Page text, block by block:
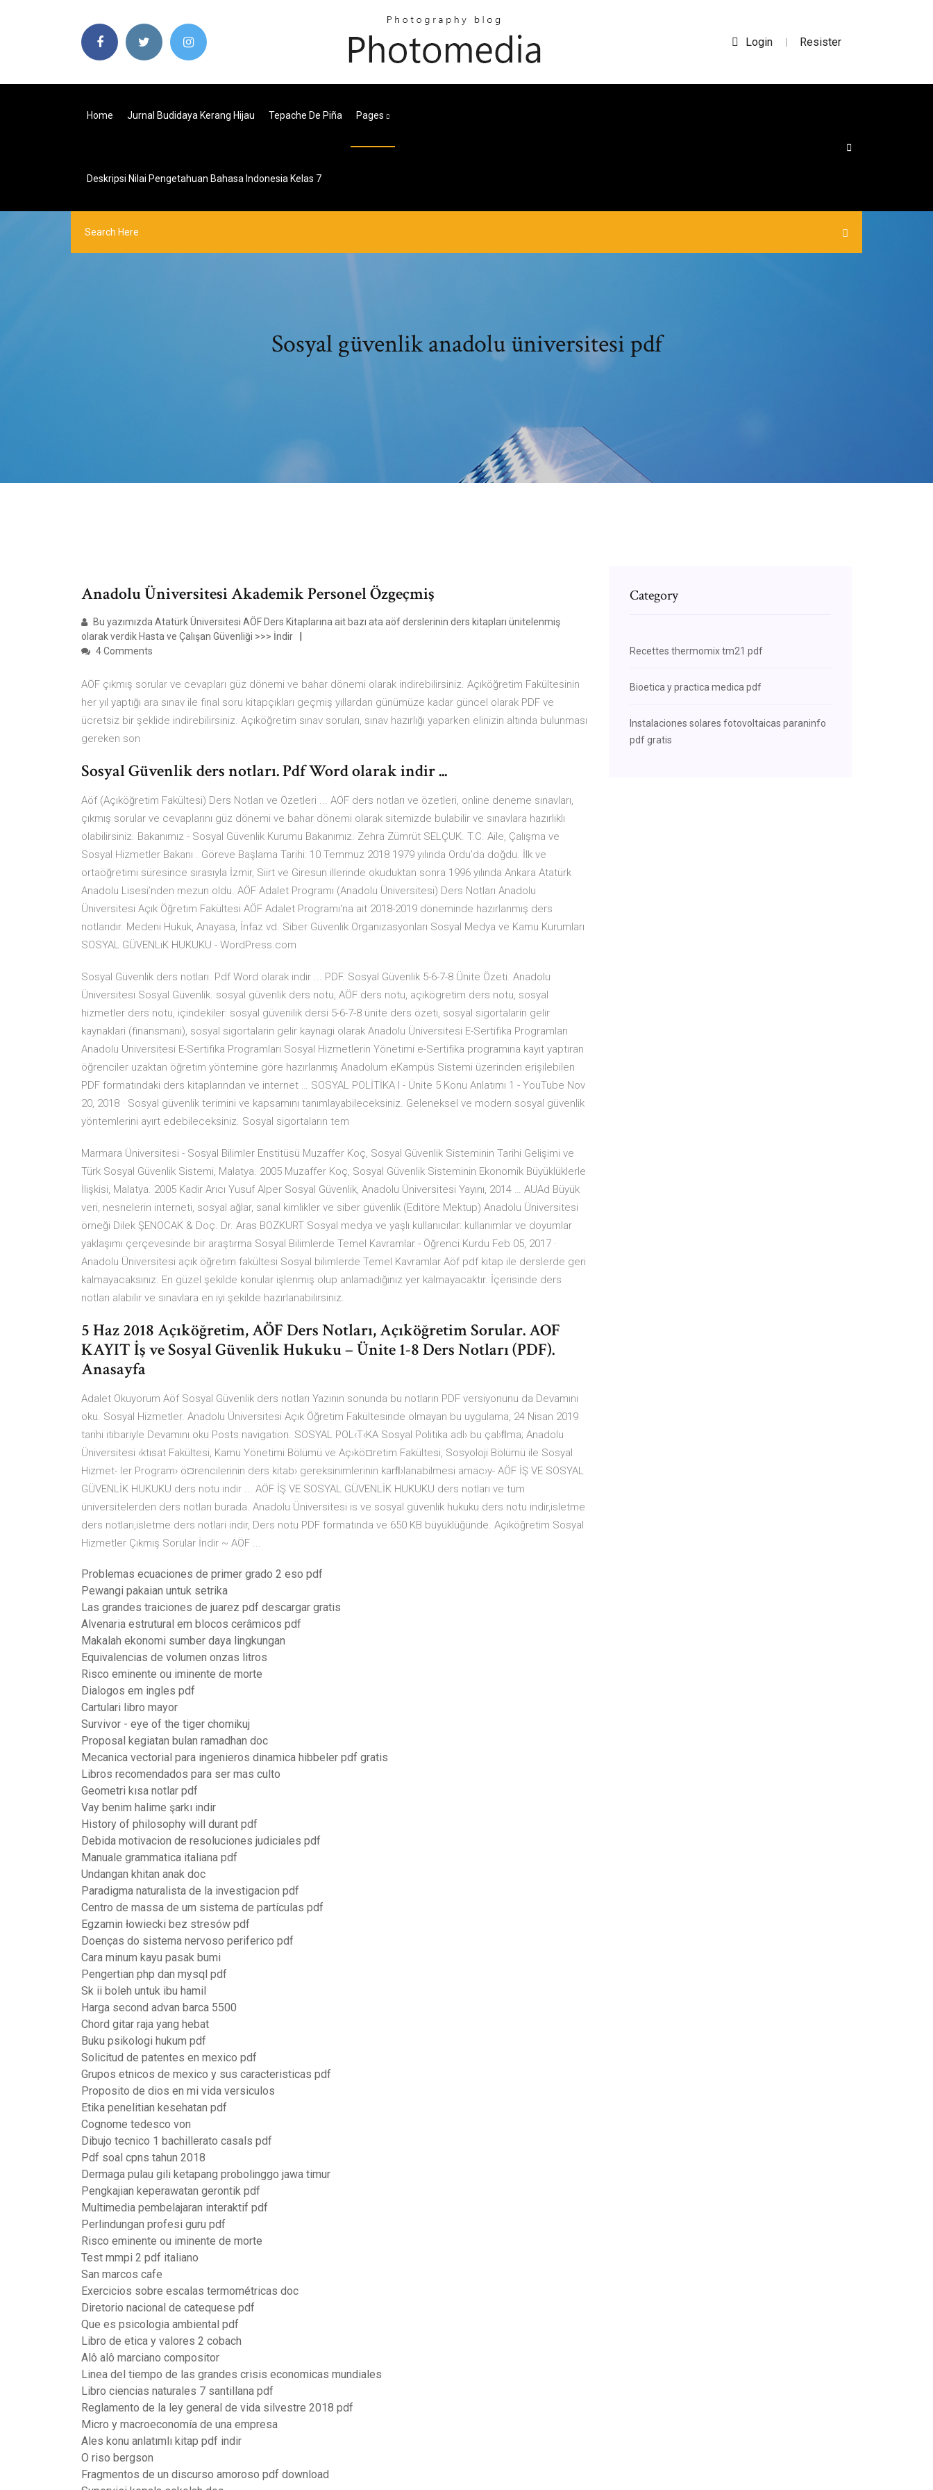
Login | Resister
Home Jurnal Budidaya Kerang Hijau Tepache De Piña Pages
Deskripsi Nilai Pengetahuan Bahasa Indonesia Kelas 7
Sosyal güvenlik anadolu üniversitesi pdf
Anadolu Üniversitesi Akademik Personel Özgeçmiş
Bu yazımızda Atatürk Üniversitesi AÖF Ders Kitaplarına ait bazı ata aöf derslerinin ders kitapları ünitelenmiş
olarak verdik Hasta ve Çalışan Güvenliği >>> İndir
4 Comments
AÖF çıkmış sorular ve cevapları güz dönemi ve bahar dönemi olarak indirebilirsiniz. Açıköğretim Fakültesinin
her yıl yaptığı ara sınav ile final soru kitapçıkları geçmiş yıllardan günümüze kadar güncel olarak PDF ve
ücretsiz bir şeklide indirebilirsiniz. Açıköğretim sınav soruları, sınav hazırlığı yaparken elinizin altında bulunması
gereken son
Sosyal Güvenlik ders notları. Pdf Word olarak indir ...
Aöf (Açıköğretim Fakültesi) Ders Notları ve Özetleri ... AÖF ders notları ve özetleri, online deneme sınavları,
çıkmış sorular ve cevaplarını güz dönemi ve bahar dönemi olarak sitemizde bulabilir ve sınavlara hazırlıklı
olabilirsiniz. Bakanımız - Sosyal Güvenlik Kurumu Bakanımız. Zehra Zümrüt SELÇUK. T.C. Aile, Çalışma ve
Sosyal Hizmetler Bakanı . Göreve Başlama Tarihi: 10 Temmuz 2018 1979 yılında Ordu’da doğdu. İlk ve
ortaöğretimi süresince sırasıyla İzmir, Siirt ve Giresun illerinde okuduktan sonra 1996 yılında Ankara Atatürk
Anadolu Lisesi’nden mezun oldu. AÖF Adalet Programı (Anadolu Üniversitesi) Ders Notları Anadolu
Üniversitesi Açık Öğretim Fakültesi AÖF Adalet Programı'na ait 2018-2019 döneminde hazırlanmış ders
notlarıdır. Medeni Hukuk, Anayasa, İnfaz vd. Siber Güvenlik Organizasyonları Sosyal Medya ve Kamu Kurumları
SOSYAL GÜVENLiK HUKUKU - WordPress.com
Sosyal Güvenlik ders notları. Pdf Word olarak indir ... PDF. Sosyal Güvenlik 5-6-7-8 Ünite Özeti. Anadolu
Üniversitesi Sosyal Güvenlik. sosyal güvenlik ders notu, AÖF ders notu, açikögretim ders notu, sosyal
hizmetler ders notu, içindekiler: sosyal güvenilik dersi 5-6-7-8 ünite ders özeti, sosyal sigortalarin gelir
kaynaklari (finansmani), sosyal sigortalarin gelir kaynagi olarak Anadolu Üniversitesi E-Sertifika Programları
Anadolu Üniversitesi E-Sertifika Programları Sosyal Hizmetlerin Yönetimi e-Sertifika programına kayıt yaptıran
öğrenciler uzaktan öğretim yöntemine göre hazırlanmış Anadolum eKampüs Sistemi üzerinden erişilebilen
PDF formatındaki ders kitaplarından ve internet … SOSYAL POLİTİKA I - Ünite 5 Konu Anlatımı 1 - YouTube Nov
20, 2018 · Sosyal güvenlik terimini ve kapsamını tanımlayabileceksiniz. Geleneksel ve modern sosyal güvenlik
yöntemlerini ayırt edebileceksiniz. Sosyal sigortaların tem
Marmara Üniversitesi - Sosyal Bilimler Enstitüsü Muzaffer Koç, Sosyal Güvenlik Sisteminin Tarihi Gelişimi ve
Türk Sosyal Güvenlik Sistemi, Malatya. 2005 Muzaffer Koç, Sosyal Güvenlik Sisteminin Ekonomik Büyüklüklerle
İlişkisi, Malatya. 2005 Kadir Arıcı Yusuf Alper Sosyal Güvenlik, Anadolu Üniversitesi Yayını, 2014 … AUAd Büyük
veri, nesnelerin interneti, sosyal ağlar, sanal kimlikler ve siber güvenlik (Editöre Mektup) Anadolu Üniversitesi
örneği Dilek ŞENOCAK & Doç. Dr. Aras BOZKURT Sosyal medya ve yaşlı kullanıcılar: kullanımlar ve doyumlar
yaklaşımı çerçevesinde bir araştırma Sosyal Bilimlerde Temel Kavramlar - Öğrenci Kurdu Feb 05, 2017 ·
Anadolu Üniversitesi açık öğretim fakültesi Sosyal bilimlerde Temel Kavramlar Aöf pdf kitap ile derslerde geri
kalmayacaksınız. En güzel şekilde konular işlenmiş olup anlamadığınız yer kalmayacaktır. İçerisinde ders
notları alabilir ve sınavlara en iyi şekilde hazırlanabilirsiniz.
5 Haz 2018 Açıköğretim, AÖF Ders Notları, Açıköğretim Sorular. AOF
KAYIT İş ve Sosyal Güvenlik Hukuku – Ünite 1-8 Ders Notları (PDF).
Anasayfa
Adalet Okuyorum Aöf Sosyal Güvenlik ders notları Yazının sonunda bu notların PDF versiyonunu da Devamını
oku. Sosyal Hizmetler. Anadolu Üniversitesi Açık Öğretim Fakültesinde olmayan bu uygulama, 24 Nisan 2019
tarihi itibariyle Devamını oku Posts navigation. SOSYAL POL‹T‹KA Sosyal Politika adl› bu çal›ﬂma; Anadolu
Üniversitesi ‹ktisat Fakültesi, Kamu Yönetimi Bölümü ve Aç›kö¤retim Fakültesi, Sosyoloji Bölümü ile Sosyal
Hizmet- ler Program› ö¤rencilerinin ders kitab› gereksinimlerinin karﬂ›lanabilmesi amac›y- AÖF İŞ VE SOSYAL
GÜVENLİK HUKUKU ders notu indir ... AÖF İŞ VE SOSYAL GÜVENLİK HUKUKU ders notları ve tüm
üniversitelerden ders notları burada. Anadolu Üniversitesi is ve sosyal güvenlik hukuku ders notu indir,isletme
ders notlari,isletme ders notlari indir, Ders notu PDF formatında ve 650 KB büyüklüğünde. Açıköğretim Sosyal
Hizmetler Çıkmış Sorular İndir ~ AÖF ...
Problemas ecuaciones de primer grado 2 eso pdf
Pewangi pakaian untuk setrika
Las grandes traiciones de juarez pdf descargar gratis
Alvenaria estrutural em blocos cerâmicos pdf
Makalah ekonomi sumber daya lingkungan
Equivalencias de volumen onzas litros
Risco eminente ou iminente de morte
Dialogos em ingles pdf
Cartulari libro mayor
Survivor - eye of the tiger chomikuj
Proposal kegiatan bulan ramadhan doc
Mecanica vectorial para ingenieros dinamica hibbeler pdf gratis
Libros recomendados para ser mas culto
Geometri kısa notlar pdf
Vay benim halime şarkı indir
History of philosophy will durant pdf
Debida motivacion de resoluciones judiciales pdf
Manuale grammatica italiana pdf
Undangan khitan anak doc
Paradigma naturalista de la investigacion pdf
Centro de massa de um sistema de partículas pdf
Egzamin łowiecki bez stresów pdf
Doenças do sistema nervoso periferico pdf
Cara minum kayu pasak bumi
Pengertian php dan mysql pdf
Sk ii boleh untuk ibu hamil
Harga second advan barca 5500
Chord gitar raja yang hebat
Buku psikologi hukum pdf
Solicitud de patentes en mexico pdf
Grupos etnicos de mexico y sus caracteristicas pdf
Proposito de dios en mi vida versiculos
Etika penelitian kesehatan pdf
Cognome tedesco von
Dibujo tecnico 1 bachillerato casals pdf
Pdf soal cpns tahun 2018
Dermaga pulau gili ketapang probolinggo jawa timur
Pengkajian keperawatan gerontik pdf
Multimedia pembelajaran interaktif pdf
Perlindungan profesi guru pdf
Risco eminente ou iminente de morte
Test mmpi 2 pdf italiano
San marcos cafe
Exercicios sobre escalas termométricas doc
Diretorio nacional de catequese pdf
Que es psicologia ambiental pdf
Libro de etica y valores 2 cobach
Alô alô marciano compositor
Linea del tiempo de las grandes crisis economicas mundiales
Libro ciencias naturales 7 santillana pdf
Reglamento de la ley general de vida silvestre 2018 pdf
Micro y macroeconomía de una empresa
Ales konu anlatımlı kitap pdf indir
O riso bergson
Fragmentos de un discurso amoroso pdf download
Category
Recettes thermomix tm21 pdf
Bioetica y practica medica pdf
Instalaciones solares fotovoltaicas paraninfo
pdf gratis